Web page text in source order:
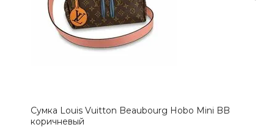
Сумка Louis Vuitton Beaubourg Hobo Mini BB
коричневый